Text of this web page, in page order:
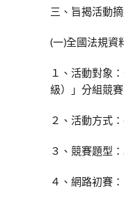
三、旨揭活動摘
(一)全國法規資
１、活動對象
級）」分組競賽
２、活動方式
３、競賽題型
４、網路初賽